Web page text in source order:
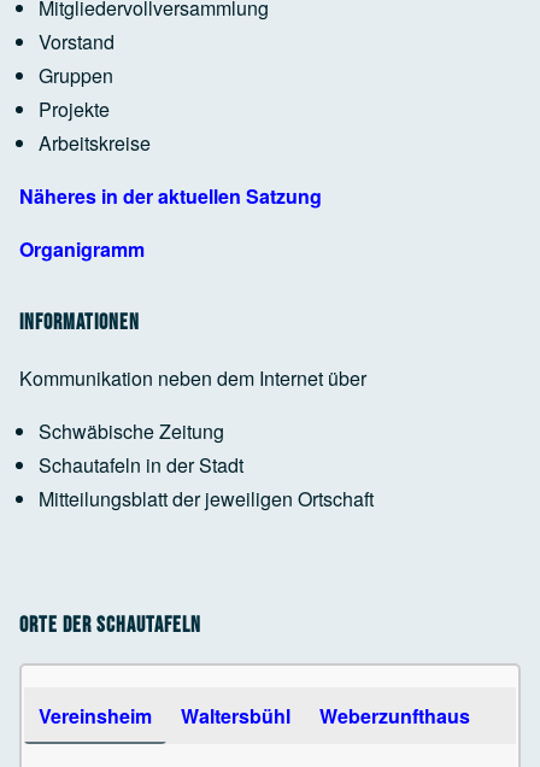
Google Maps Generator
Mitgliedervollversammlung
Vorstand
Gruppen
Projekte
Arbeitskreise
Näheres in der aktuellen Satzung
Organigramm
Informationen
Kommunikation neben dem Internet über
Schwäbische Zeitung
Schautafeln in der Stadt
Mitteilungsblatt der jeweiligen Ortschaft
Orte der Schautafeln
Use the arrow keys to navigate between tabs
Vereinsheim Waltersbühl Weberzunfthaus